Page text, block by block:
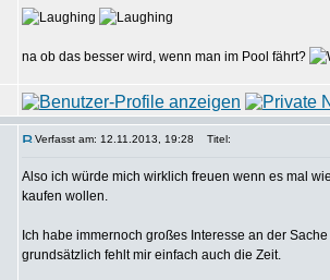
na ob das besser wird, wenn man im Pool fährt?
Verfasst am: 12.11.2013, 19:28 Titel:
Also ich würde mich wirklich freuen wenn es mal
kaufen wollen.
Ich habe immernoch großes Interesse an der
grundsätzlich fehlt mir einfach auch die Zeit.